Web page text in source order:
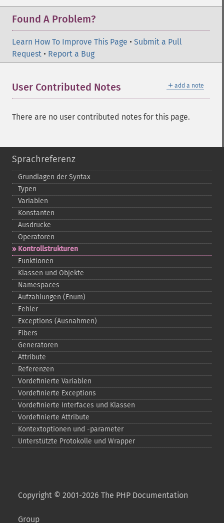
Found A Problem?
Learn How To Improve This Page • Submit a Pull
Request • Report a Bug
＋ add a note
User Contributed Notes
There are no user contributed notes for this page.
Sprachreferenz
Grundlagen der Syntax
Typen
Variablen
Konstanten
Ausdrücke
Operatoren
Kontrollstrukturen
Funktionen
Klassen und Objekte
Namespaces
Aufzählungen (Enum)
Fehler
Exceptions (Ausnahmen)
Fibers
Generatoren
Attribute
Referenzen
Vordefinierte Variablen
Vordefinierte Exceptions
Vordefinierte Interfaces und Klassen
Vordefinierte Attribute
Kontextoptionen und -​parameter
Unterstützte Protokolle und Wrapper
Copyright © 2001-2026 The PHP Documentation
Group